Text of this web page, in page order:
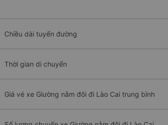
Chiều dài tuyến đường
Thời gian di chuyển
Giá vé xe Giường nằm đôi đi Lào Cai trung bình